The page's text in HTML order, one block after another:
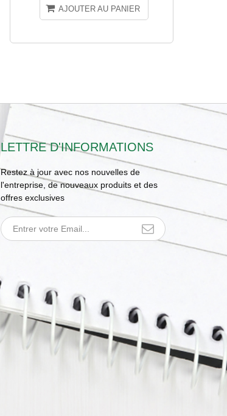
AJOUTER AU PANIER
LETTRE D'INFORMATIONS
Restez à jour avec nos nouvelles de
l'entreprise, de nouveaux produits et des
offres exclusives